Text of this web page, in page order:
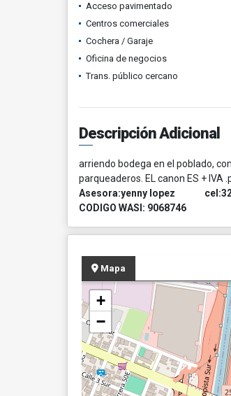
Acceso pavimentado
Centros comerciales
Cochera / Garaje
Oficina de negocios
Trans. público cercano
Descripción Adicional
arriendo bodega en el poblado,
parqueaderos. EL canon ES +
Asesora:yenny lopez
CODIGO WASI: 9068746
Mapa
+
−